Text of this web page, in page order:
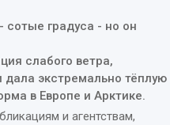
сотые градуса - но он
слабого ветра,
дала экстремально тёплую
в Европе и Арктике.
и агентствам,